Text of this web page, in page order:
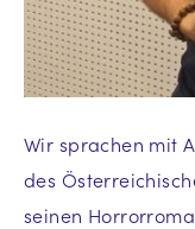
Wir sprachen mit
des
seinen